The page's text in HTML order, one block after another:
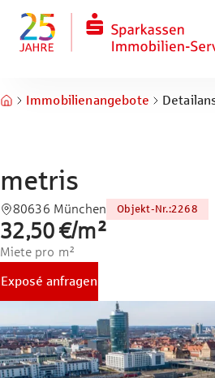
Zum Fuß springen
Immobilienangebote
metris
80636 München Objekt-Nr.:2268
32,50 €/m²
Miete pro m²
Exposé anfragen